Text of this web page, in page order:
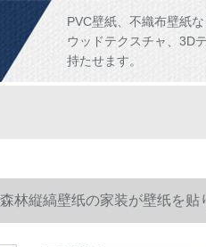
PVC壁紙、不織布壁紙
ウッドテクスチャ、3D
持たせます。
林縦縞壁纸の家装が壁纸を